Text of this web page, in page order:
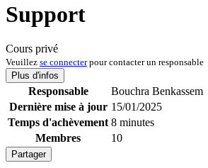
Support
Cours privé
Veuillez se connecterpour contacter un responsable
Plus d'infos
Responsable
Bouchra Benkassem
Dernière mise à jour 15/01/2025
Temps d'achèvement 8 minutes
Membres
10
Partager